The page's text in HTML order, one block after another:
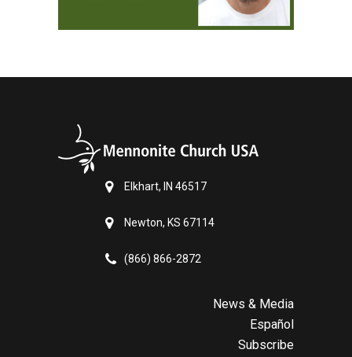
Elkhart, IN 46517
Newton, KS 67114
(866) 866-2872
News & Media
Español
Subscribe